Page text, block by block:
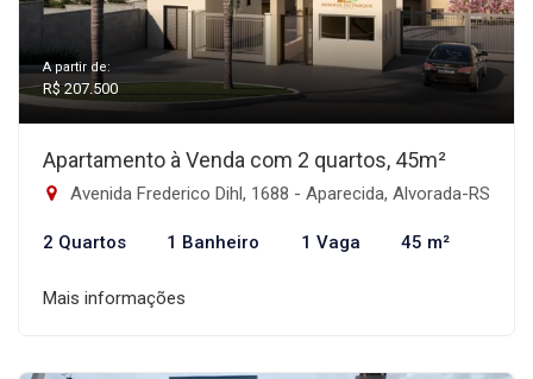
A partir de:
R$ 207.500
Apartamento à Venda com 2 quartos, 45m²
Avenida Frederico Dihl, 1688 - Aparecida, Alvorada-RS
2 Quartos 1 Banheiro 1 Vaga 45 m²
Mais informações